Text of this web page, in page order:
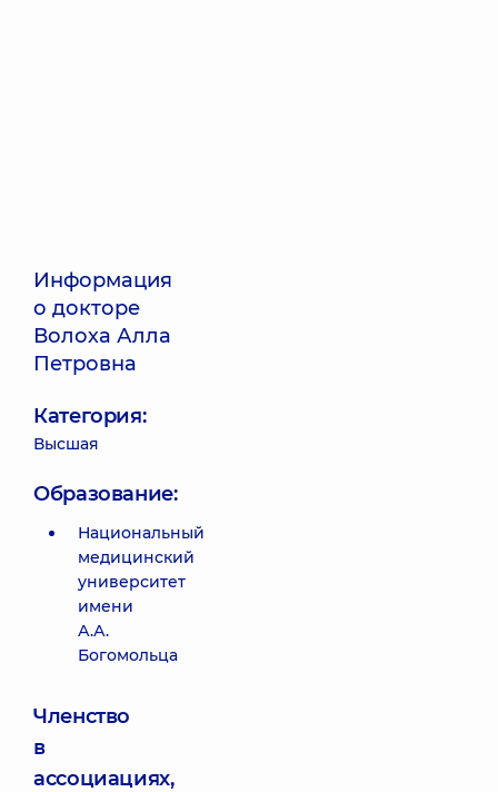
Информация
о докторе
Волоха Алла
Петровна
Категория:
Высшая
Образование:
Национальный
медицинский
университет
имени
А.А.
Богомольца
Членство
в
ассоциациях,